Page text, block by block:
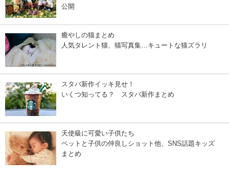
公開
癒やしの猫まとめ
人気タレント猫、猫写真集…キュートな猫ズラリ
スタバ新作イッキ見せ！
いくつ知ってる？ スタバ新作まとめ
天使級に可愛い子供たち
ペットと子供の仲良しショット他、SNS話題キッズ
まとめ